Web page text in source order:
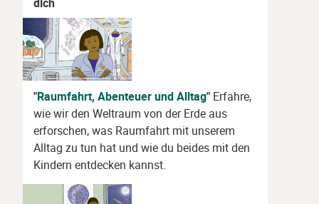
"Raumfahrt, Abenteuer und Alltag" Erfahre,
wie wir den Weltraum von der Erde aus
erforschen, was Raumfahrt mit unserem
Alltag zu tun hat und wie du beides mit den
Kindern entdecken kannst.